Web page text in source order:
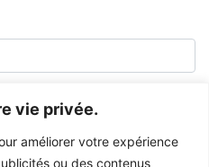
vie privée.
améliorer votre expérience
ou des contenus